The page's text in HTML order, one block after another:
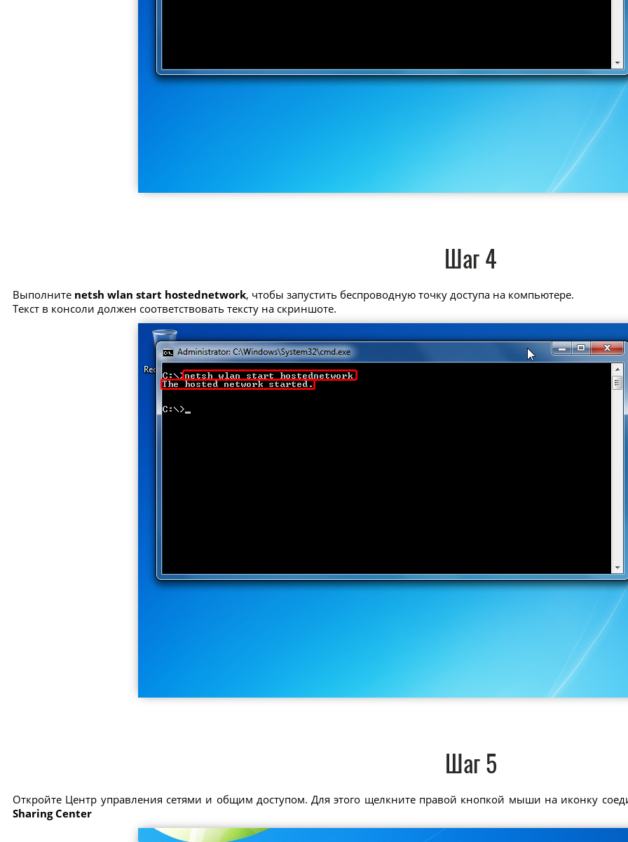
Шаг 4
Выполните netsh wlan start hostednetwork, чтобы запустить беспроводную точку доступа на компьютере.
Текст в консоли должен соответствовать тексту на скриншоте.
Шаг 5
Откройте Центр управления сетями и общим доступом. Для этого щелкните правой кнопкой мыши на иконку
Sharing Center